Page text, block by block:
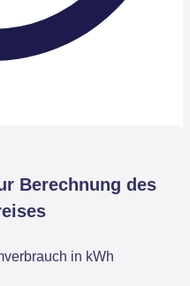
Berechnung des
in kWh